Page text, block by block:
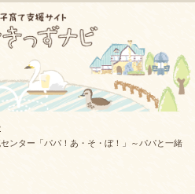
ンター「パパ！あ・そ・ぼ！」～パパと一緒